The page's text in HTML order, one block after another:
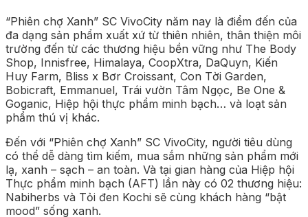
“Phiên chợ Xanh” SC VivoCity năm nay là điểm đến của
đa dạng sản phẩm xuất xứ từ thiên nhiên, thân thiện môi
trường đến từ các thương hiệu bền vững như The Body
Shop, Innisfree, Himalaya, CoopXtra, DaQuyn, Kiến
Huy Farm, Bliss x Bơr Croissant, Con Tời Garden,
Bobicraft, Emmanuel, Trái vườn Tâm Ngọc, Be One &
Goganic, Hiệp hội thực phẩm minh bạch… và loạt sản
phẩm thú vị khác.
Đến với “Phiên chợ Xanh” SC VivoCity, người tiêu dùng
có thể dễ dàng tìm kiếm, mua sắm những sản phẩm mới
lạ, xanh – sạch – an toàn. Và tại gian hàng của Hiệp hội
Thực phẩm minh bạch (AFT) lần này có 02 thương hiệu:
Nabiherbs và Tỏi đen Kochi sẽ cùng khách hàng “bật
mood” sống xanh.